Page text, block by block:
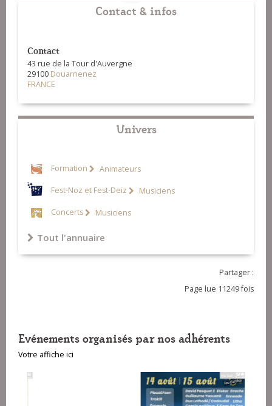
07-Maro del fuego (mélodie)
10-Back 2 hangs (hanter dro)
12-Soñj (mélodie)
13-Le bambochard (mélodie)
15-Eliz isa (gwerz)
Contact & infos
Contact
43 rue de la Tour d'Auvergne
29100 Douarnenez
FRANCE
Univers
Formation Animateurs
Fest-Noz et Fest-Deiz Musiciens
Concerts Musiciens
Tout l'annuaire
Partager :
Page lue 11249 fois
Evénements organisés par nos adhérents
Votre affiche ici